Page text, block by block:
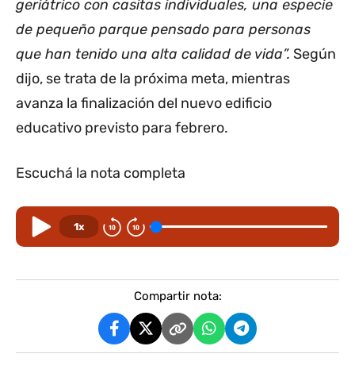
geriátrico con casitas individuales, una especie
de pequeño parque pensado para personas
que han tenido una alta calidad de vida”. Según
dijo, se trata de la próxima meta, mientras
avanza la finalización del nuevo edificio
educativo previsto para febrero.
Escuchá la nota completa
1x
Compartir nota: